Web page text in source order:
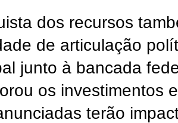
dos recursos
de articulação
junto à bancada
os investimentos
terão